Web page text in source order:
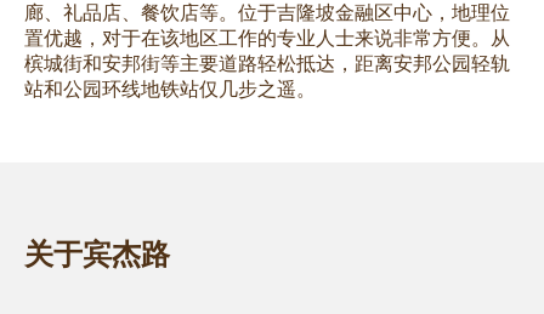
廊、礼品店、餐饮店等。位于吉隆坡金融区中心，地理位
置优越，对于在该地区工作的专业人士来说非常方便。从
槟城街和安邦街等主要道路轻松抵达，距离安邦公园轻轨
站和公园环线地铁站仅几步之遥。
关于宾杰路